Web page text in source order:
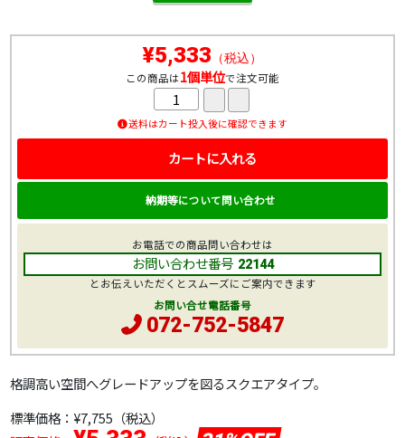
格調高い空間へグレードアップを図るスクエアタイプ。
標準価格： ¥7,755 （税込）
¥5,333 （税込）
この商品は1個単位で注文可能
送料はカート投入後に確認できます
カートに入れる
納期等について問い合わせ
お電話での商品問い合わせは
お問い合わせ番号 22144
とお伝えいただくとスムーズにご案内できます
お問い合せ電話番号
072-752-5847